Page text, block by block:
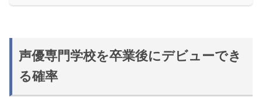
声優専門学校を卒業後にデビューでき
る確率